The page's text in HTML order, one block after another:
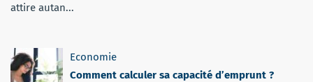
attire autan...
Economie
Comment calculer sa capacité d’emprunt ?